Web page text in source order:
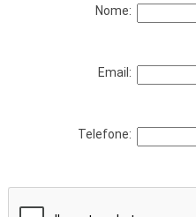
Nome:
Email:
Telefone: